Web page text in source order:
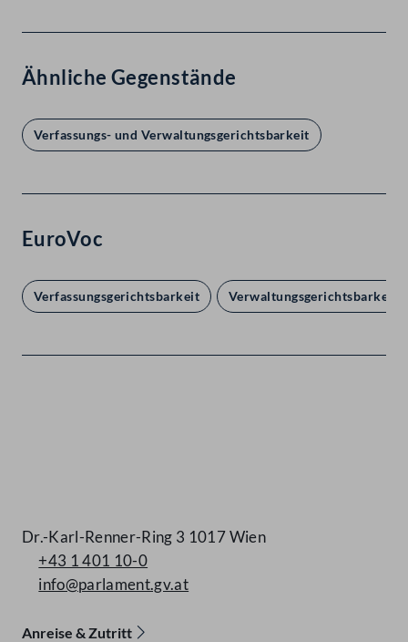
Ähnliche Gegenstände
Verfassungs- und Verwaltungsgerichtsbarkeit
EuroVoc
Verfassungsgerichtsbarkeit Verwaltungsgerichtsbarkeit
Dr.-Karl-Renner-Ring 3 1017 Wien
+43 1 401 10-0
info@parlament.gv.at
Anreise & Zutritt